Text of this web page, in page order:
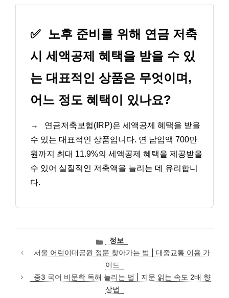
✅ 노후 준비를 위해 연금 저축
시 세액공제 혜택을 받을 수 있
는 대표적인 상품은 무엇이며,
어느 정도 혜택이 있나요?
→
연금저축보험(IRP)은 세액공제 혜택을 받을
수 있는 대표적인 상품입니다. 연 납입액 700만
원까지 최대 11.9%의 세액공제 혜택을 제공받을
수 있어 실질적인 저축액을 늘리는 데 유리합니
다.
카
테
고
리
정보
서울 어린이대공원 정문 찾아가는 법 | 대중교통 이용 가
이드
중3 국어 비문학 독해 늘리는 법 | 지문 읽는 속도 2배 향
상법